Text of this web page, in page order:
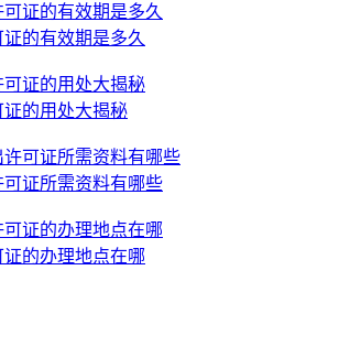
的有效期是多久
的用处大揭秘
证所需资料有哪些
的办理地点在哪